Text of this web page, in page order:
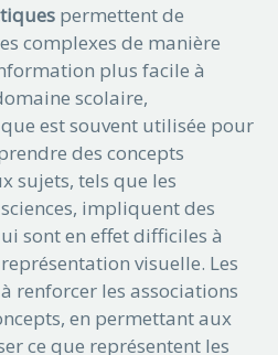
permettent de
complexes de manière
plus facile à
scolaire,
est souvent utilisée pour
des concepts
sujets, tels que les
impliquent des
sont en effet difficiles à
visuelle. Les
renforcer les associations
en permettant aux
ce que représentent les